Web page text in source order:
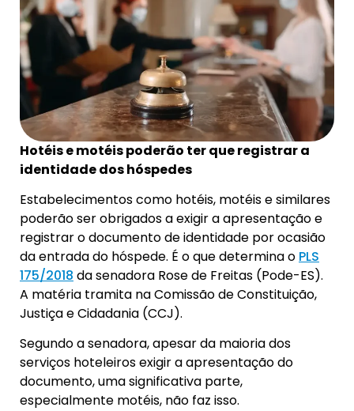
Hotéis e motéis poderão ter que registrar a
identidade dos hóspedes
Estabelecimentos como hotéis, motéis e similares
poderão ser obrigados a exigir a apresentação e
registrar o documento de identidade por ocasião
da entrada do hóspede. É o que determina o PLS
175/2018 da senadora Rose de Freitas (Pode-ES).
A matéria tramita na Comissão de Constituição,
Justiça e Cidadania (CCJ).
Segundo a senadora, apesar da maioria dos
serviços hoteleiros exigir a apresentação do
documento, uma significativa parte,
especialmente motéis, não faz isso.